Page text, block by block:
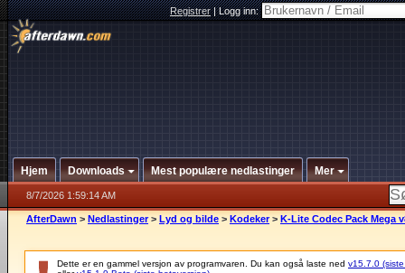
Registrer|Logg inn:
Hjem Downloads Mest populære nedlastinger Mer
8/7/2026 1:59:14 AM
AfterDawn > Nedlastinger > Lyd og bilde > Kodeker > K-Lite Codec Pack Mega
Dette er en gammel versjon av programvaren. Du kan også laste ned v15.7.0